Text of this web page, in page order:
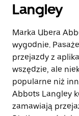
Langley
Marka Ubera
wygodnie.
przejazdy z
wszędzie, ale
popularne niż
Abbots Langley
zamawiają